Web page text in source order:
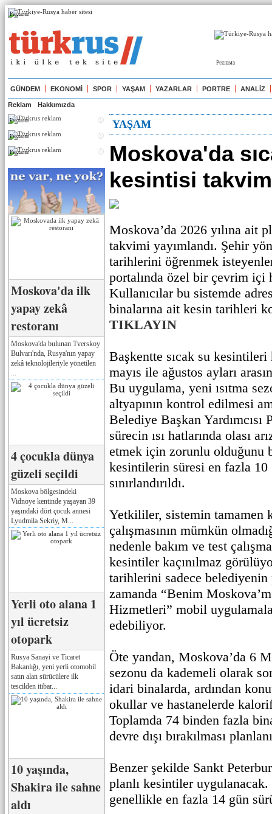
Реклама
Реклама
GÜNDEM EKONOMİ SPOR YAŞAM YAZARLAR PORTRE ANALİZ
Reklam Hakkımızda
Реклама
Реклама
Реклама
Moskova'da ilk
yapay zekâ
restoranı
Moskova'da bulunan Tverskoy
Bulvarı'nda, Rusya'nın yapay
zekâ teknolojileriyle yönetilen
4 çocukla dünya
güzeli seçildi
Moskova bölgesindeki
Vidnoye kentinde yaşayan 39
yaşındaki dört çocuk annesi
Lyudmila Sekriy, M...
Yerli oto alana 1
yıl ücretsiz
otopark
Rusya Sanayi ve Ticaret
Bakanlığı, yeni yerli otomobil
satın alan sürücülere ilk
tescilden itibar...
10 yaşında,
Shakira ile sahne
aldı
YAŞAM
Moskova'da
kesintisi
Moskova’da 2026 yılına ait
takvimi yayımlandı. Şehir
tarihlerini öğrenmek
portalında özel bir çevrim içi
Kullanıcılar bu sistemde
binalarına ait kesin tarihleri
TIKLAYIN
Başkentte sıcak su
mayıs ile ağustos ayları
Bu uygulama, yeni ısıtma
altyapının kontrol edilmesi
Belediye Başkan
sürecin ısı hatlarında olası
etmek için zorunlu olduğunu
kesintilerin süresi en fazla 10
sınırlandırıldı.
Yetkililer, sistemin tamamen
çalışmasının mümkün
nedenle bakım ve test
kesintiler kaçınılmaz
tarihlerini sadece belediyenin
zamanda “Benim
Hizmetleri” mobil
edebiliyor.
Öte yandan, Moskova’da 6
sezonu da kademeli olarak
idari binalarda, ardından
okullar ve hastanelerde
Toplamda 74 binden fazla
devre dışı bırakılması
Benzer şekilde Sankt
planlı kesintiler
genellikle en fazla 14 gün